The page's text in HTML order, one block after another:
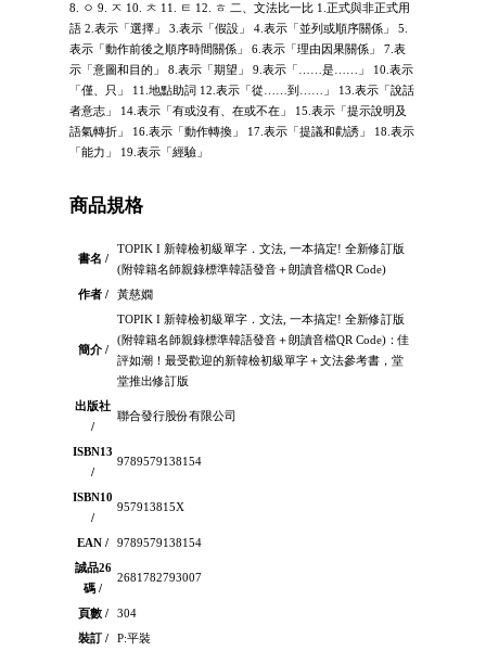
8. ㅇ 9. ㅈ 10. ㅊ 11. ㅌ 12. ㅎ 二、文法比一比 1.正式與非正式用
語 2.表示「選擇」 3.表示「假設」 4.表示「並列或順序關係」 5.
表示「動作前後之順序時間關係」 6.表示「理由因果關係」 7.表
示「意圖和目的」 8.表示「期望」 9.表示「……是……」 10.表示
「僅、只」 11.地點助詞 12.表示「從……到……」 13.表示「說話
者意志」 14.表示「有或沒有、在或不在」 15.表示「提示說明及
語氣轉折」 16.表示「動作轉換」 17.表示「提議和勸誘」 18.表示
「能力」 19.表示「經驗」
商品規格
書名 /
TOPIK I 新韓檢初級單字．文法, 一本搞定! 全新修訂版
(附韓籍名師親錄標準韓語發音＋朗讀音檔QR Code)
作者 /
黃慈嫺
簡介 /
TOPIK I 新韓檢初級單字．文法, 一本搞定! 全新修訂版
(附韓籍名師親錄標準韓語發音＋朗讀音檔QR Code)：佳
評如潮！最受歡迎的新韓檢初級單字＋文法參考書，堂
堂推出修訂版
出版社
/
聯合發行股份有限公司
ISBN13
/
9789579138154
ISBN10
/
957913815X
EAN /
9789579138154
誠品26
碼 /
2681782793007
頁數 /
304
裝訂 /
P:平裝